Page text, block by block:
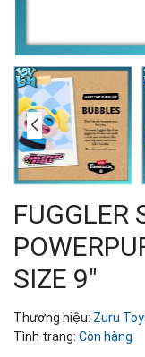
FUGGLER
SIZE 9"
Thương hiệu: Zuru
Tình trạng: Còn hàng